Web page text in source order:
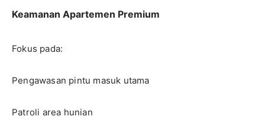
Keamanan Apartemen Premium
Fokus pada:
Pengawasan pintu masuk utama
Patroli area hunian